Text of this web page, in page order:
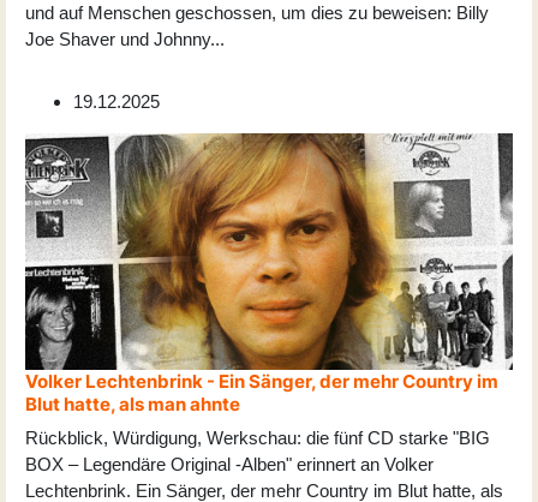
und auf Menschen geschossen, um dies zu beweisen: Billy
Joe Shaver und Johnny...
19.12.2025
Volker Lechtenbrink - Ein Sänger, der mehr Country im
Blut hatte, als man ahnte
Rückblick, Würdigung, Werkschau: die fünf CD starke "BIG
BOX – Legendäre Original -Alben" erinnert an Volker
Lechtenbrink. Ein Sänger, der mehr Country im Blut hatte, als